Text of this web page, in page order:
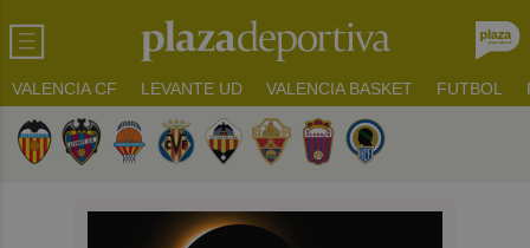
VALENCIA CF LEVANTE UD VALENCIA BASKET FUTBOL